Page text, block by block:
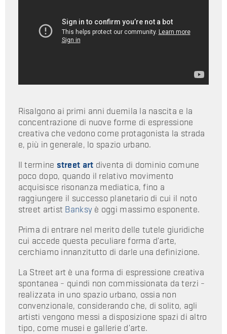
Risalgono ai primi anni duemila la nascita e la
concentrazione di nuove forme di espressione
creativa che vedono come protagonista la strada
e, più in generale, lo spazio urbano.
Il termine street art diventa di dominio comune
poco dopo, quando il relativo movimento
acquisisce risonanza mediatica, fino a
raggiungere il successo planetario di cui il noto
street artist Banksy è oggi massimo esponente.
Prima di entrare nel merito delle tutele giuridiche
cui accede questa peculiare forma d’arte,
cerchiamo innanzitutto di darle una definizione.
La Street art è una forma di espressione creativa
spontanea – quindi non commissionata da terzi –
realizzata in uno spazio urbano, ossia non
convenzionale, considerando che, di solito, agli
artisti vengono messi a disposizione spazi di altro
tipo, come musei e gallerie d’arte.